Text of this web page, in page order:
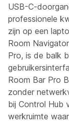
USB-C-
professionele
zijn op een
Room
Pro, is de balk
Room Bar Pro
zonder
bij Control Hub
werkruimte